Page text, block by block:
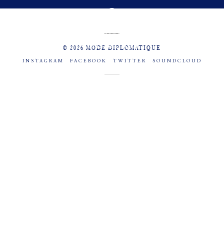
© 2026 MODE DIPLOMATIQUE
INSTAGRAM FACEBOOK TWITTER SOUNDCLOUD